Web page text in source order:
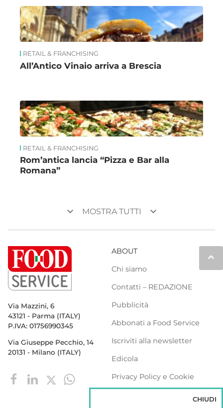
RETAIL & FRANCHISING
All’Antico Vinaio arriva a Brescia
RETAIL & FRANCHISING
Rom’antica lancia “Pizza e Bar alla
Romana”
keyboard_arrow_down MOSTRA TUTTI keyboard_arrow_down
keyboard_arrow_up
Via Mazzini, 6
43121 - Parma (ITALY)
P.IVA: 01756990345
Via Giuseppe Pecchio, 14
20131 - Milano (ITALY)
ABOUT
Chi siamo
Contatti – REDAZIONE
Pubblicità
Abbonati a Food Service
Iscriviti alla newsletter
Edicola
Privacy Policy e Cookie
CHIUDI